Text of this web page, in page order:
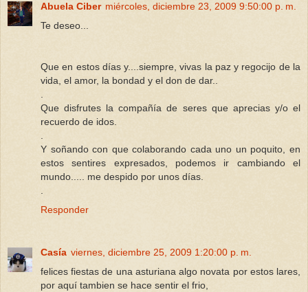
Abuela Ciber miércoles, diciembre 23, 2009 9:50:00 p. m.
Te deseo...
Que en estos días y....siempre, vivas la paz y regocijo de la
vida, el amor, la bondad y el don de dar..
Que disfrutes la compañía de seres que aprecias y/o el
recuerdo de idos.
Y soñando con que colaborando cada uno un poquito, en
estos sentires expresados, podemos ir cambiando el
mundo..... me despido por unos días.
Responder
Casía viernes, diciembre 25, 2009 1:20:00 p. m.
felices fiestas de una asturiana algo novata por estos lares,
por aquí tambien se hace sentir el frio,